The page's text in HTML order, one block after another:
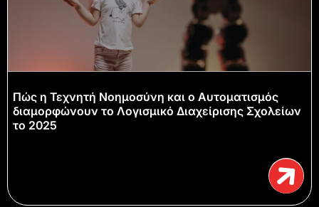
Πώς η Τεχνητή Νοημοσύνη και ο Αυτοματισμός
διαμορφώνουν το Λογισμικό Διαχείρισης Σχολείων
το 2025